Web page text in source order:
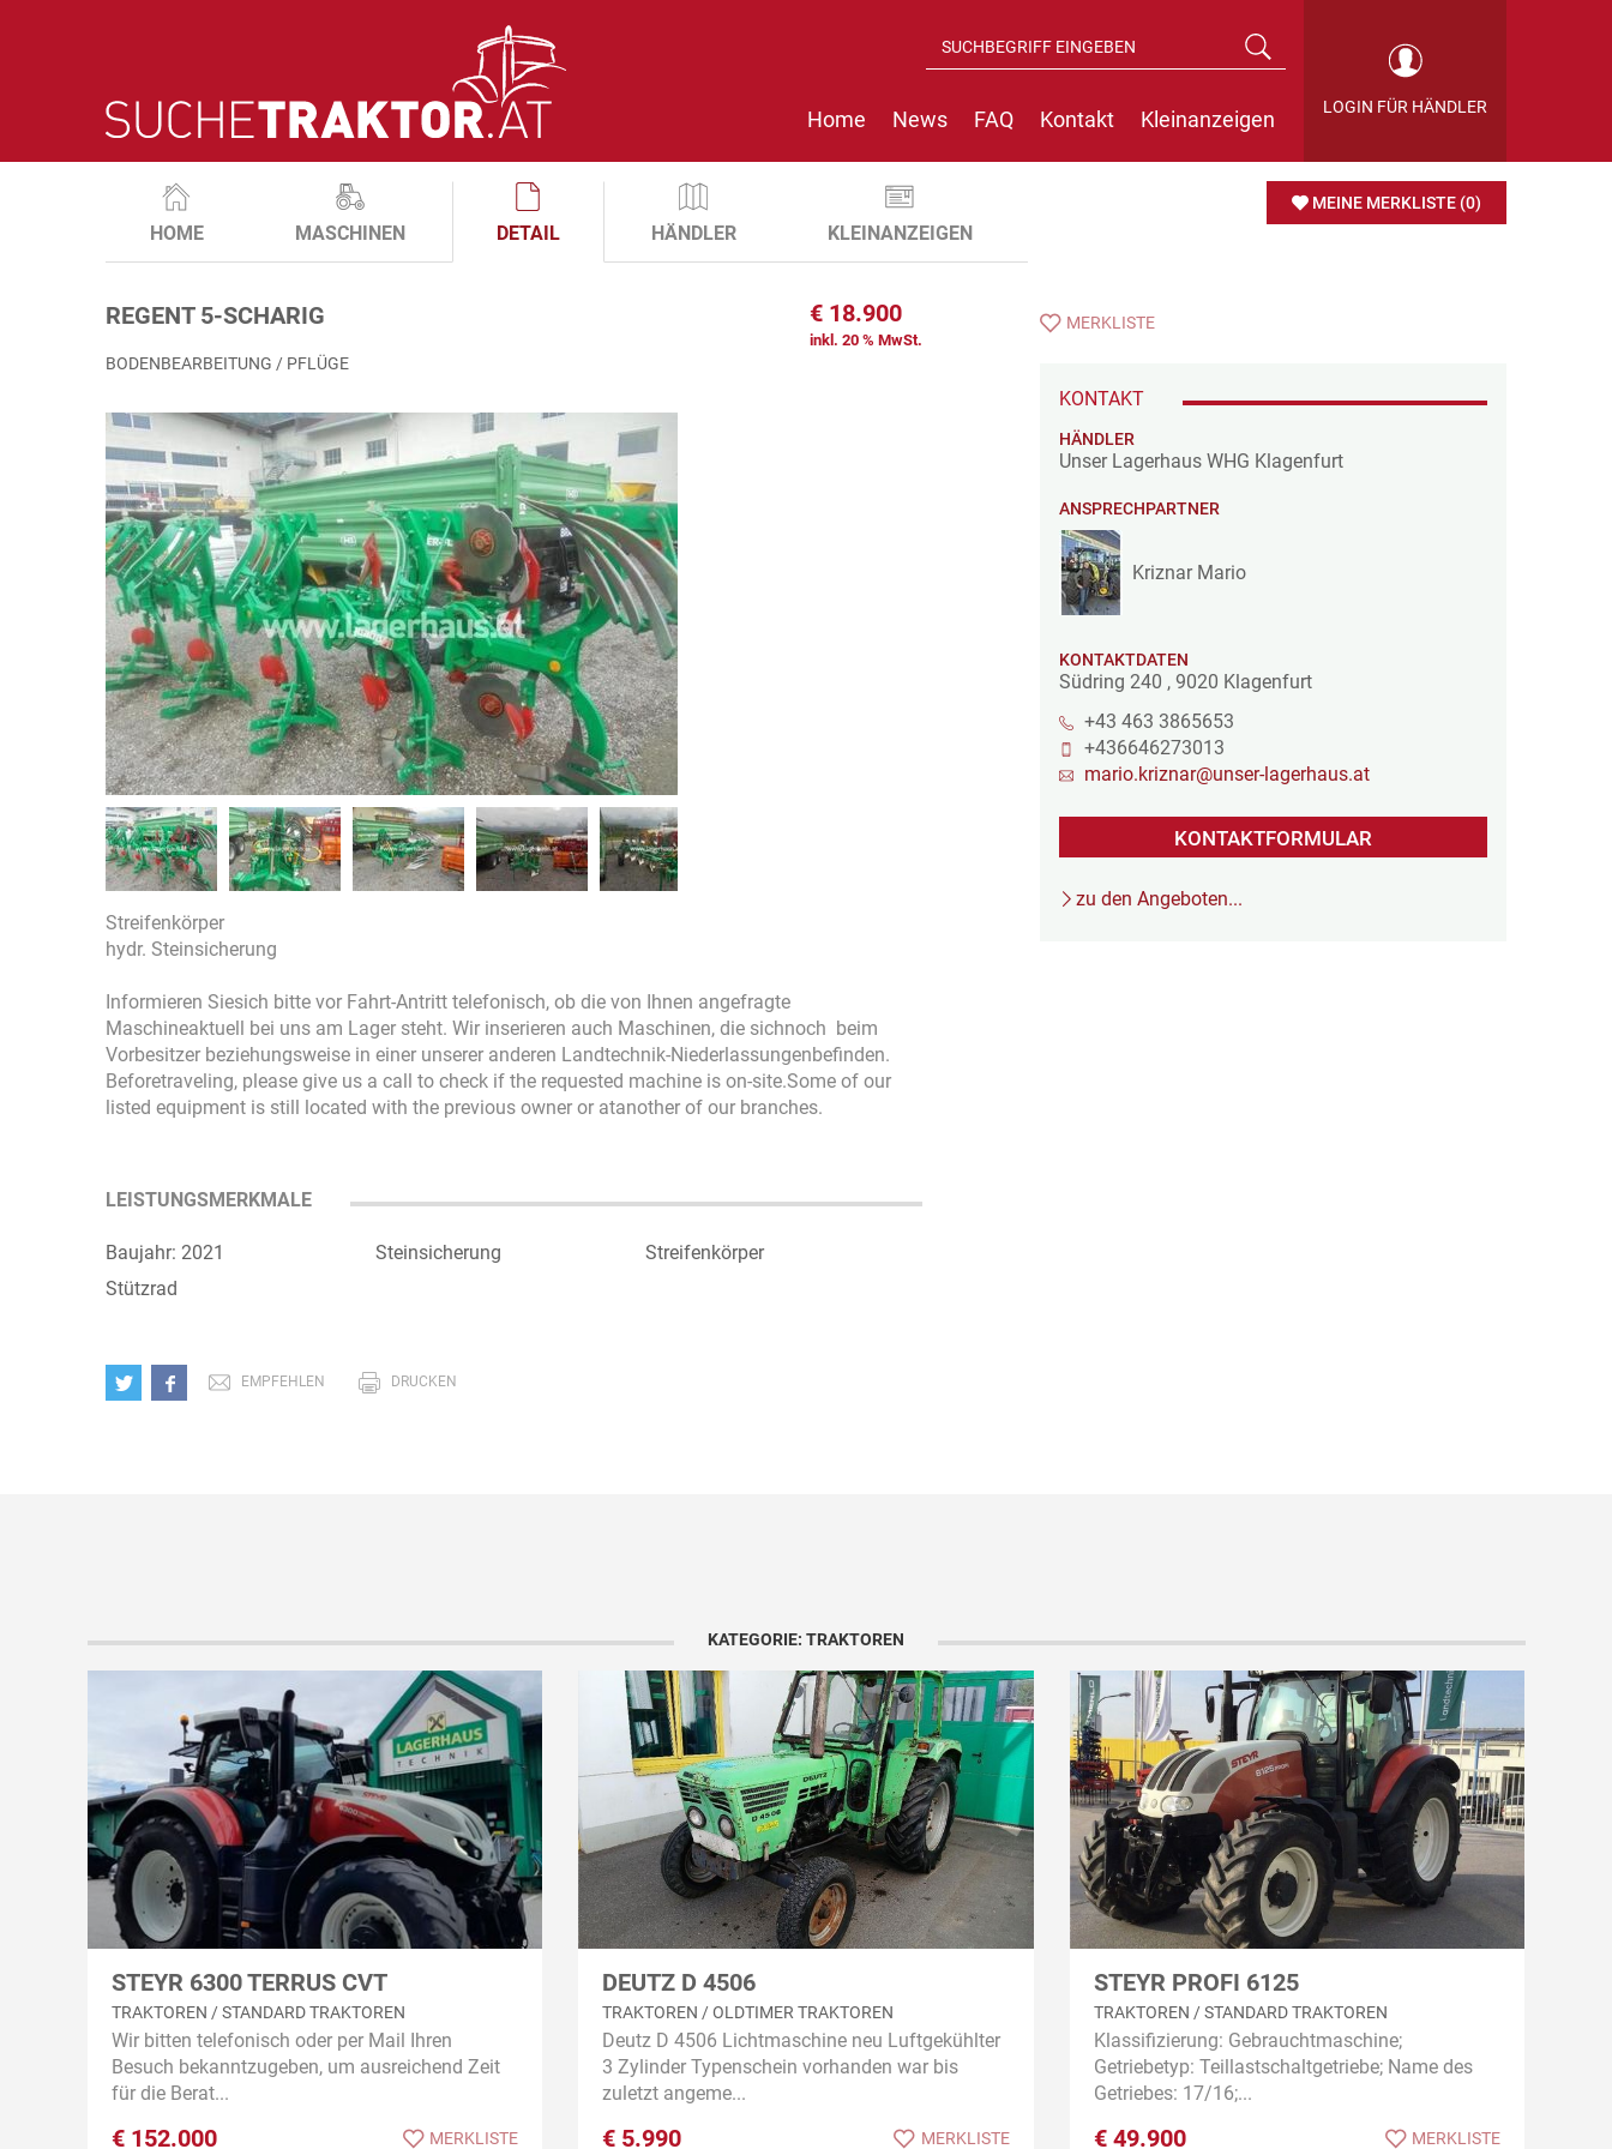
LOGIN FÜR HÄNDLER
Home News FAQ Kontakt Kleinanzeigen
MEINE MERKLISTE (0)
HOME MASCHINEN DETAIL HÄNDLER KLEINANZEIGEN
REGENT 5-SCHARIG € 18.900
inkl. 20 % MwSt.
BODENBEARBEITUNG / PFLÜGE
Streifenkörper
hydr. Steinsicherung
Informieren Siesich bitte vor Fahrt-Antritt telefonisch, ob die von Ihnen angefragte
Maschineaktuell bei uns am Lager steht. Wir inserieren auch Maschinen, die sichnoch beim
Vorbesitzer beziehungsweise in einer unserer anderen Landtechnik-Niederlassungenbefinden.
Beforetraveling, please give us a call to check if the requested machine is on-site.Some of our
listed equipment is still located with the previous owner or atanother of our branches.
LEISTUNGSMERKMALE
Baujahr: 2021 Steinsicherung
Streifenkörper
Stützrad
EMPFEHLEN DRUCKEN
MERKLISTE
KONTAKT
HÄNDLER
Unser Lagerhaus WHG Klagenfurt
ANSPRECHPARTNER
Kriznar Mario
KONTAKTDATEN
Südring 240 , 9020 Klagenfurt
+43 463 3865653
+436646273013
mario.kriznar@unser-lagerhaus.at
KONTAKTFORMULAR
zu den Angeboten...
KATEGORIE: TRAKTOREN
STEYR 6300 TERRUS CVT
TRAKTOREN / STANDARD TRAKTOREN
Wir bitten telefonisch oder per Mail Ihren
Besuch bekanntzugeben, um ausreichend Zeit
für die Berat...
€ 152.000 MERKLISTE
DEUTZ D 4506
TRAKTOREN / OLDTIMER TRAKTOREN
Deutz D 4506 Lichtmaschine neu Luftgekühlter
3 Zylinder Typenschein vorhanden war bis
zuletzt angeme...
€ 5.990 MERKLISTE
STEYR PROFI 6125
TRAKTOREN / STANDARD TRAKTOREN
Klassifizierung: Gebrauchtmaschine;
Getriebetyp: Teillastschaltgetriebe; Name des
Getriebes: 17/16;...
€ 49.900 MERKLISTE